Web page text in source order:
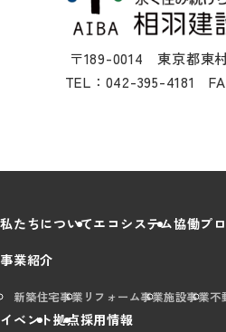
〒189-0014 東京都東
TEL：042-395-4181
私たちについてエコシステム協働プ
事業紹介
新築住宅事業 リフォーム事業施設事業不
イベント拠点採用情報